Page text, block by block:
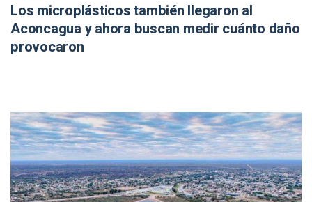
Los microplásticos también llegaron al
Aconcagua y ahora buscan medir cuánto daño
provocaron